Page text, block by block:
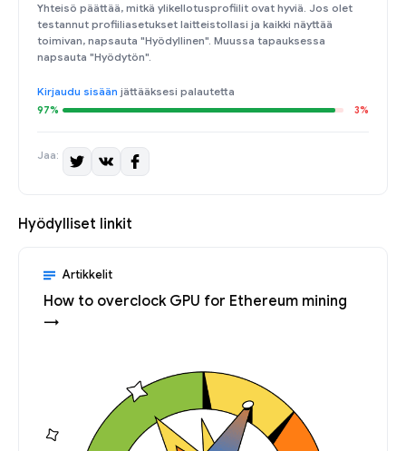
Yhteisö päättää, mitkä ylikellotusprofiilit ovat hyviä. Jos olet
testannut profiiliasetukset laitteistollasi ja kaikki näyttää
toimivan, napsauta "Hyödyllinen". Muussa tapauksessa
napsauta "Hyödytön".
Kirjaudu sisään jättääksesi palautetta
97% 3%
Jaa:
Hyödylliset linkit
Artikkelit
How to overclock GPU for Ethereum mining
→